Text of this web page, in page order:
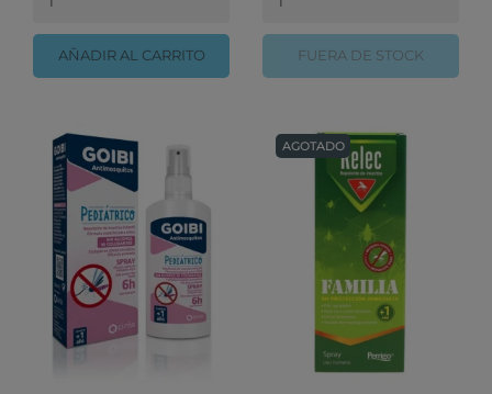
AÑADIR AL CARRITO FUERA DE STOCK
AGOTADO